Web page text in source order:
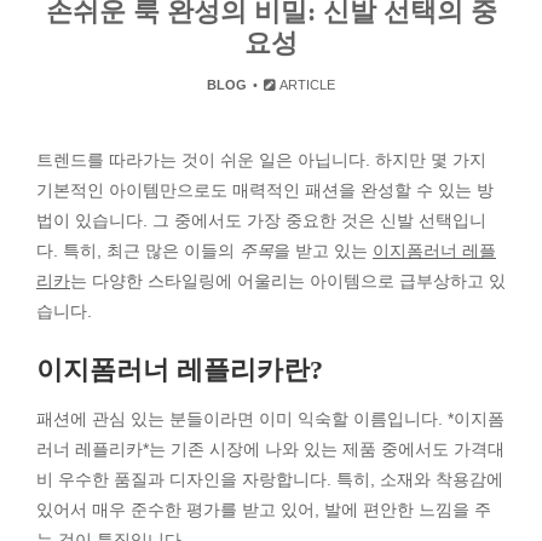
손쉬운 룩 완성의 비밀: 신발 선택의 중
요성
BLOG ARTICLE
트렌드를 따라가는 것이 쉬운 일은 아닙니다. 하지만 몇 가지
기본적인 아이템만으로도 매력적인 패션을 완성할 수 있는 방
법이 있습니다. 그 중에서도 가장 중요한 것은 신발 선택입니
다. 특히, 최근 많은 이들의 주목을 받고 있는 이지폼러너 레플
리카는 다양한 스타일링에 어울리는 아이템으로 급부상하고 있
습니다.
이지폼러너 레플리카란?
패션에 관심 있는 분들이라면 이미 익숙할 이름입니다. *이지폼
러너 레플리카*는 기존 시장에 나와 있는 제품 중에서도 가격대
비 우수한 품질과 디자인을 자랑합니다. 특히, 소재와 착용감에
있어서 매우 준수한 평가를 받고 있어, 발에 편안한 느낌을 주